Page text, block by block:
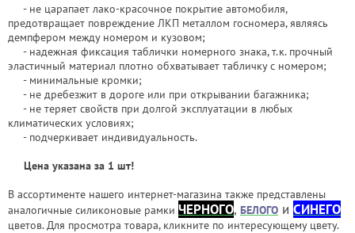
- не царапает лако-красочное покрытие автомобиля,
предотвращает повреждение ЛКП металлом госномера, являясь
демпфером между номером и кузовом;
- надежная фиксация таблички номерного знака, т.к. прочный
эластичный материал плотно обхватывает табличку с номером;
- минимальные кромки;
- не дребезжит в дороге или при открывании багажника;
- не теряет свойств при долгой эксплуатации в любых
климатических условиях;
- подчеркивает индивидуальность.
Цена указана за 1 шт!
В ассортименте нашего интернет-магазина также представлены
аналогичные силиконовые рамки ЧЕРНОГО, БЕЛОГО и СИНЕГО
цветов. Для просмотра товара, кликните по интересующему цвету.